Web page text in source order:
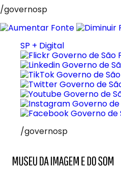
/governosp
SP + Digital
/governosp